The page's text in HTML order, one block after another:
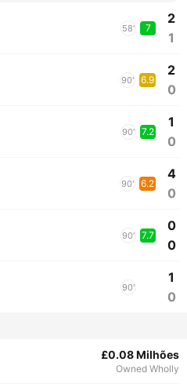
58' 7
2
1
90' 6.9
2
0
90' 7.2
1
0
90' 6.2
4
0
90' 7.7
0
0
90'
1
0
£0.08 Milhões
Owned Wholly